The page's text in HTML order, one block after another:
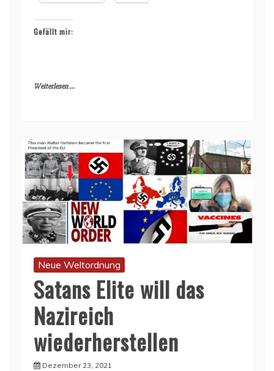
Gefällt mir:
Weiterlesen ...
Neue Weltordnung
Satans Elite will das
Nazireich
wiederherstellen
Dezember 23, 2021